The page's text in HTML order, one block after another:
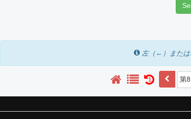
左（←）または
1